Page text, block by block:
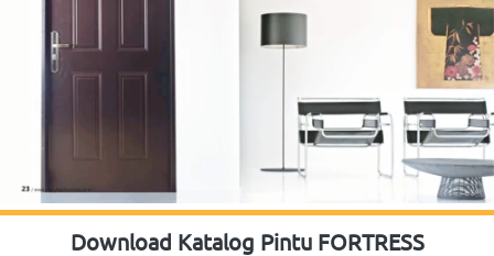
Download Katalog Pintu FORTRESS